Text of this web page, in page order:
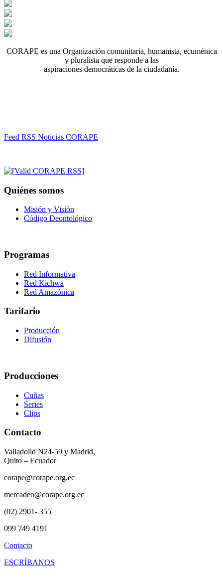
CORAPE es una Organización comunitaria, humanista, ecuménica
y pluralista que responde a las
aspiraciones democráticas de la ciudadanía.
Feed RSS Noticias CORAPE
Quiénes somos
Misión y Visión
Código Deontológico
Programas
Red Informativa
Red Kichwa
Red Amazónica
Tarifario
Producción
Difusión
Producciones
Cuñas
Series
Clips
Contacto
Valladolid N24-59 y Madrid,
Quito – Ecuador
corape@corape.org.ec
mercadeo@corape.org.ec
(02) 2901- 355
099 749 4191
Contacto
ESCRÍBANOS